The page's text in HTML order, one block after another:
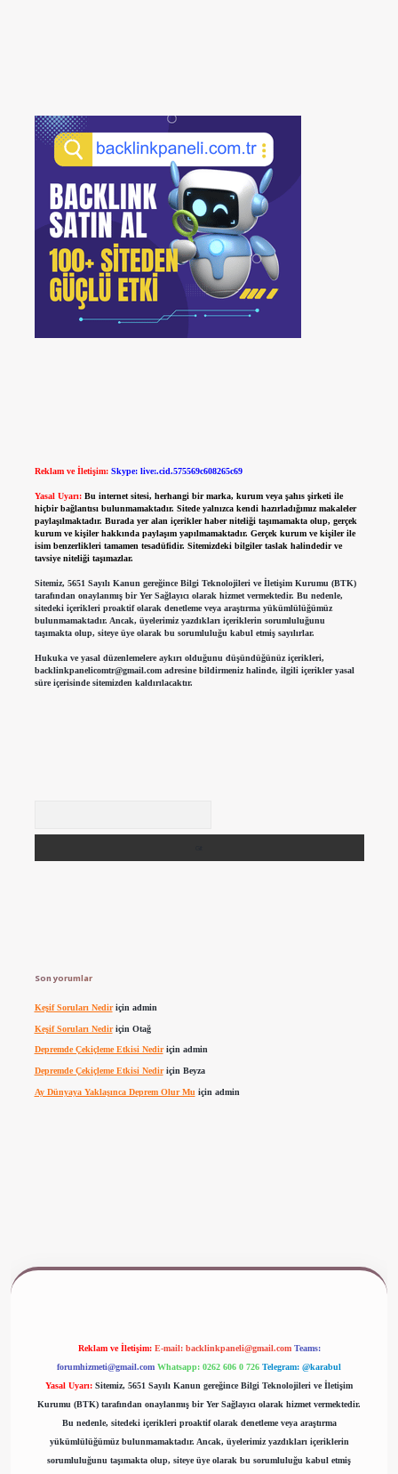
Reklam ve İletişim: Skype: live:.cid.575569c608265c69
Yasal Uyarı: Bu internet sitesi, herhangi bir marka, kurum veya şahıs şirketi ile
hiçbir bağlantısı bulunmamaktadır. Sitede yalnızca kendi hazırladığımız makaleler
paylaşılmaktadır. Burada yer alan içerikler haber niteliği taşımamakta olup, gerçek
kurum ve kişiler hakkında paylaşım yapılmamaktadır. Gerçek kurum ve kişiler ile
isim benzerlikleri tamamen tesadüfidir. Sitemizdeki bilgiler taslak halindedir ve
tavsiye niteliği taşımazlar.
Sitemiz, 5651 Sayılı Kanun gereğince Bilgi Teknolojileri ve İletişim Kurumu (BTK)
tarafından onaylanmış bir Yer Sağlayıcı olarak hizmet vermektedir. Bu nedenle,
sitedeki içerikleri proaktif olarak denetleme veya araştırma yükümlülüğümüz
bulunmamaktadır. Ancak, üyelerimiz yazdıkları içeriklerin sorumluluğunu
taşımakta olup, siteye üye olarak bu sorumluluğu kabul etmiş sayılırlar.
Hukuka ve yasal düzenlemelere aykırı olduğunu düşündüğünüz içerikleri,
backlinkpanelicomtr@gmail.comadresine bildirmeniz halinde, ilgili içerikler yasal
süre içerisinde sitemizden kaldırılacaktır.
Son yorumlar
Keşif Soruları Nediriçin admin
Keşif Soruları Nediriçin Otağ
Depremde Çekiçleme Etkisi Nediriçin admin
Depremde Çekiçleme Etkisi Nediriçin Beyza
Ay Dünyaya Yaklaşınca Deprem Olur Mu için admin
Reklam ve İletişim: E-mail: backlinkpaneli@gmail.com Teams:
forumhizmeti@gmail.com Whatsapp: 0262 606 0 726 Telegram: @karabul
Yasal Uyarı: Sitemiz, 5651 Sayılı Kanun gereğince Bilgi Teknolojileri ve İletişim
Kurumu (BTK) tarafından onaylanmış bir Yer Sağlayıcı olarak hizmet vermektedir.
Bu nedenle, sitedeki içerikleri proaktif olarak denetleme veya araştırma
yükümlülüğümüz bulunmamaktadır. Ancak, üyelerimiz yazdıkları içeriklerin
sorumluluğunu taşımakta olup, siteye üye olarak bu sorumluluğu kabul etmiş